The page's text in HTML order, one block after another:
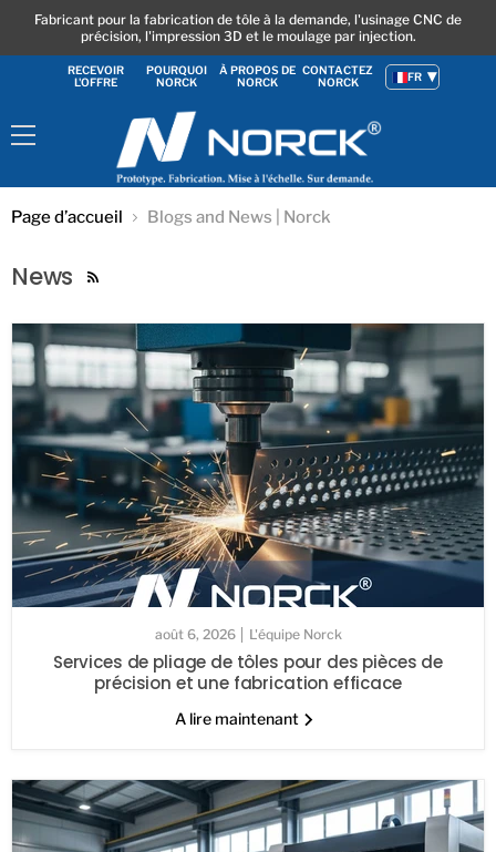
Fabricant pour la fabrication de tôle à la demande, l'usinage CNC de
précision, l'impression 3D et le moulage par injection.
RECEVOIR
L'OFFRE
POURQUOI
NORCK
À PROPOS DE
NORCK
CONTACTEZ
NORCK
FR
Page d’accueil Blogs and News | Norck
News
août 6, 2026 L'équipe Norck
Services de pliage de tôles pour des pièces de
précision et une fabrication efficace
A lire maintenant